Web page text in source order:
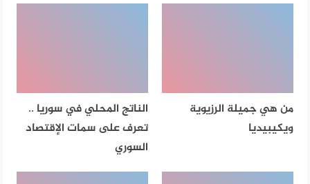
من هي جميلة الرزيوية
ويكيبيديا
الناتج المحلي في سوريا ..
تعرف على سمات الإقتصاد
السوري